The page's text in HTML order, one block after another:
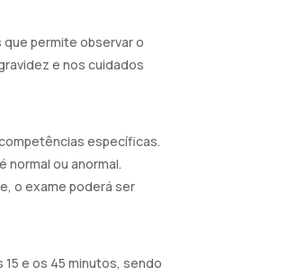
permite observar o
e nos cuidados
específicas.
normal ou anormal.
o exame poderá ser
e os 45 minutos, sendo